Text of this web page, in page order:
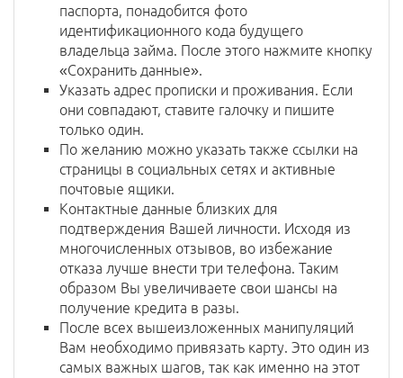
паспорта, понадобится фото
идентификационного кода будущего
владельца займа. После этого нажмите кнопку
«Сохранить данные».
Указать адрес прописки и проживания. Если
они совпадают, ставите галочку и пишите
только один.
По желанию можно указать также ссылки на
страницы в социальных сетях и активные
почтовые ящики.
Контактные данные близких для
подтверждения Вашей личности. Исходя из
многочисленных отзывов, во избежание
отказа лучше внести три телефона. Таким
образом Вы увеличиваете свои шансы на
получение кредита в разы.
После всех вышеизложенных манипуляций
Вам необходимо привязать карту. Это один из
самых важных шагов, так как именно на этот